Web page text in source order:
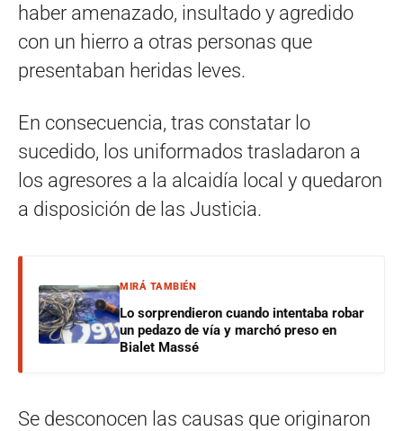
haber amenazado, insultado y agredido
con un hierro a otras personas que
presentaban heridas leves.
En consecuencia, tras constatar lo
sucedido, los uniformados trasladaron a
los agresores a la alcaidía local y quedaron
a disposición de las Justicia.
MIRÁ TAMBIÉN
Lo sorprendieron cuando intentaba robar
un pedazo de vía y marchó preso en
Bialet Massé
Se desconocen las causas que originaron